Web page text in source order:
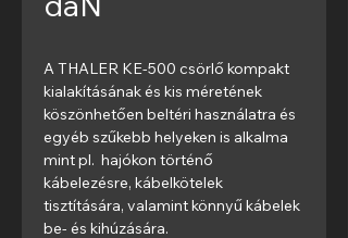
A THALER KE-500 csörlő kompakt
kialakításának és kis méretének
köszönhetően beltéri használatra és
egyéb szűkebb helyeken is alkalma
mint pl.  hajókon történő
kábelezésre, kábelkötelek
tisztítására, valamint könnyű kábelek
be- és kihúzására.